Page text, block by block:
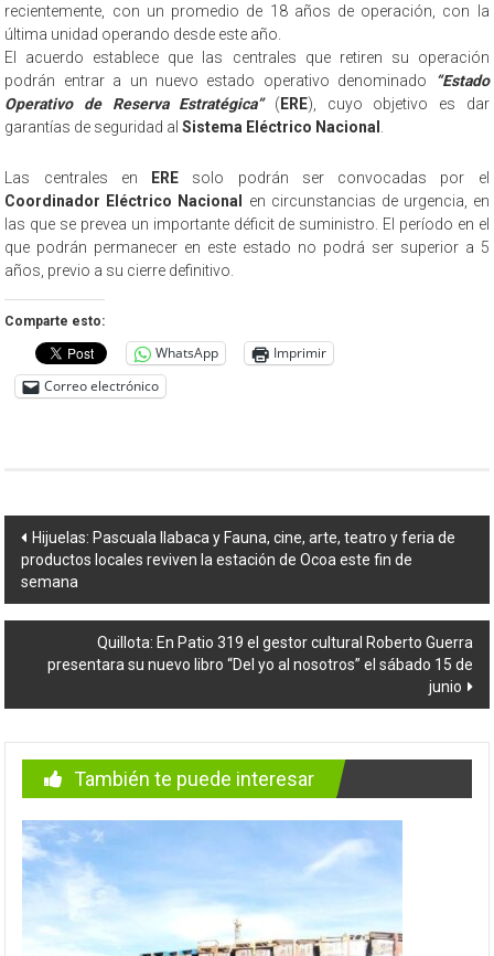
recientemente, con un promedio de 18 años de operación, con la
última unidad operando desde este año.
El acuerdo establece que las centrales que retiren su operación
podrán entrar a un nuevo estado operativo denominado
“Estado
Operativo de Reserva Estratégica”( ERE), cuyo objetivo es dar
garantías de seguridad alSistema Eléctrico Nacional
Las centrales en ERE solo podrán ser convocadas por el
Coordinador Eléctrico Nacional
en circunstancias de urgencia, en
las que se prevea un importante déficit de suministro. El período en el
que podrán permanecer en este estado no podrá ser superior a 5
años, previo a su cierre definitivo.
Comparte esto:
WhatsApp
Imprimir
Correo electrónico
Navegación
de
entradas
Hijuelas: Pascuala Ilabaca y Fauna, cine, arte, teatro y feria de
productos locales reviven la estación de Ocoa este fin de
semana
Quillota: En Patio 319 el gestor cultural Roberto Guerra
presentara su nuevo libro “Del yo al nosotros” el sábado 15 de
junio
También te puede interesar